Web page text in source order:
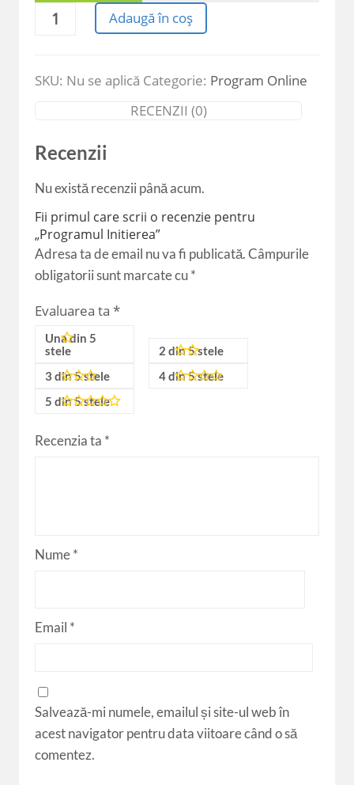
Cantitate
Programul
Adaugă în coș
SKU: Nu se aplică Categorie: Program Online
RECENZII (0)
Recenzii
Nu există recenzii până acum.
Fii primul care scrii o recenzie pentru
„Programul Initierea”
Adresa ta de email nu va fi publicată.Câmpurile
obligatorii sunt marcate cu*
Evaluarea ta *
Una din 5
stele
2 din 5 stele
3 din 5 stele
4 din 5 stele
5 din 5 stele
Recenzia ta *
Nume*
Email *
Salvează-mi numele, emailul și site-ul web în
acest navigator pentru data viitoare când o să
comentez.